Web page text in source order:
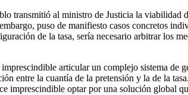
transmitió al ministro de Justicia la
puso de manifiesto casos concretos
de la tasa, sería necesario arbitrar los
articular un complejo sistema
entre la cuantía de la pretensión y la de la
imprescindible optar por una solución global